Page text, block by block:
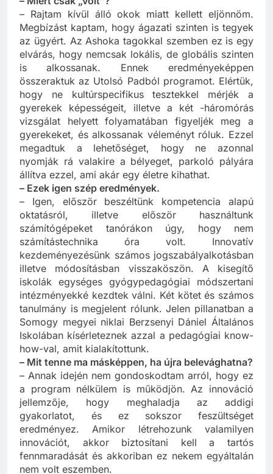
– Miért csak „volt”?
– Rajtam kívül álló okok miatt kellett eljönnöm.
Megbízást kaptam, hogy ágazati szinten is tegyek
az ügyért. Az Ashoka tagokkal szemben ez is egy
elvárás, hogy nemcsak lokális, de globális szinten
is alkossanak. Ennek eredményeképpen
összeraktuk az Utolsó Padból programot. Elértük,
hogy ne kultúrspecifikus tesztekkel mérjék a
gyerekek képességeit, illetve a két -háromórás
vizsgálat helyett folyamatában figyeljék meg a
gyerekeket, és alkossanak véleményt róluk. Ezzel
megadtuk a lehetőséget, hogy ne azonnal
nyomják rá valakire a bélyeget, parkoló pályára
állítva ezzel, ami akár egy életre kihathat.
– Ezek igen szép eredmények.
– Igen, először beszéltünk kompetencia alapú
oktatásról, illetve először használtunk
számítógépeket tanórákon úgy, hogy nem
számítástechnika óra volt. Innovatív
kezdeményezésünk számos jogszabályalkotásban
illetve módosításban visszaköszön. A kisegítő
iskolák egységes gyógypedagógiai módszertani
intézményekké kezdtek válni. Két kötet és számos
tanulmány is megjelent rólunk. Jelen pillanatban a
Somogy megyei niklai Berzsenyi Dániel Általános
Iskolában kísérleteznek azzal a pedagógiai know-
how-val, amit kialakítottunk.
– Mit tenne ma másképpen, ha újra belevághatna?
– Annak idején nem gondoskodtam arról, hogy ez
a program nélkülem is működjön. Az innováció
jellemzője, hogy meghaladja az addigi
gyakorlatot, és ez sokszor feszültséget
eredményez. Amikor létrehozunk valamilyen
innovációt, akkor biztosítani kell a tartós
fennmaradását és akkoriban ez nekem egyáltalán